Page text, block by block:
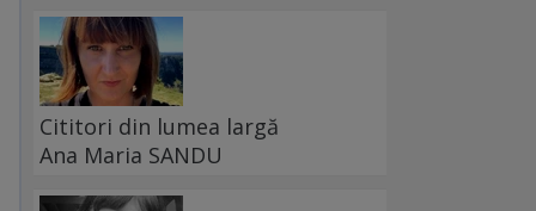
Cititori din lumea largă
Ana Maria SANDU